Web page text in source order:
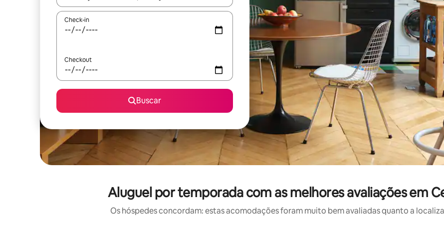
Check-in
Checkout
Buscar
Aluguel por temporada com as melhores avaliações em
Os hóspedes concordam: estas acomodações foram muito bem avaliadas quanto a